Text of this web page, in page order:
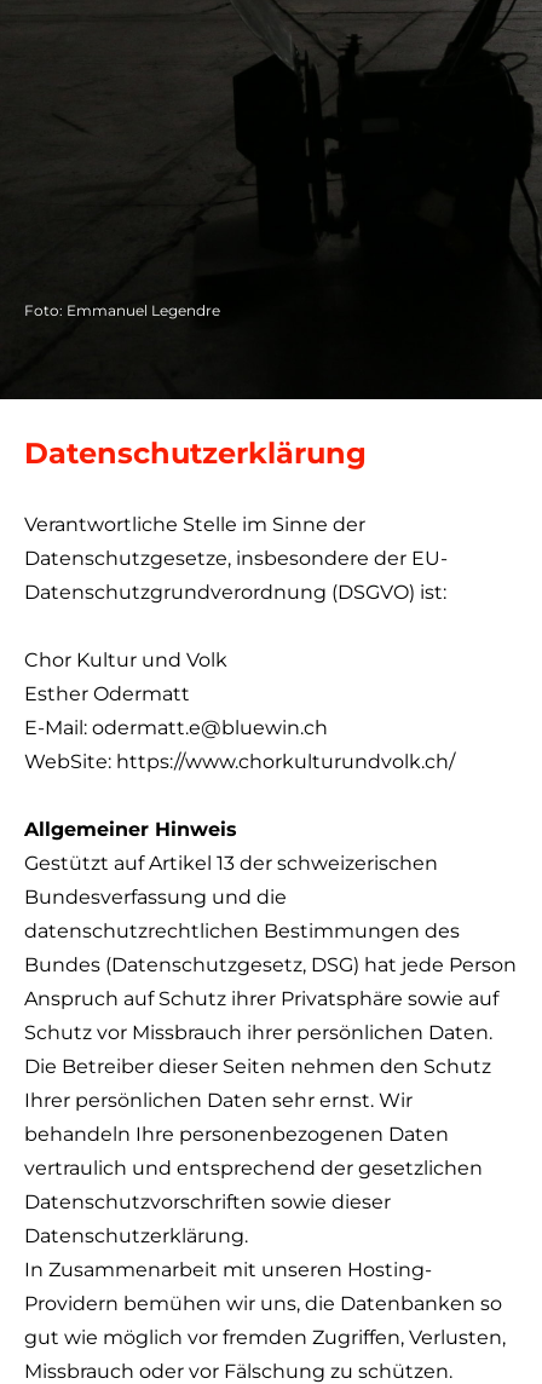
Foto: Emmanuel Legendre
Datenschutzerklärung
Verantwortliche Stelle im Sinne der
Datenschutzgesetze, insbesondere der EU-
Datenschutzgrundverordnung (DSGVO) ist:
Chor Kultur und Volk
Esther Odermatt
E-Mail: odermatt.e@bluewin.ch
WebSite: https://www.chorkulturundvolk.ch/
Allgemeiner Hinweis
Gestützt auf Artikel 13 der schweizerischen
Bundesverfassung und die
datenschutzrechtlichen Bestimmungen des
Bundes (Datenschutzgesetz, DSG) hat jede Person
Anspruch auf Schutz ihrer Privatsphäre sowie auf
Schutz vor Missbrauch ihrer persönlichen Daten.
Die Betreiber dieser Seiten nehmen den Schutz
Ihrer persönlichen Daten sehr ernst. Wir
behandeln Ihre personenbezogenen Daten
vertraulich und entsprechend der gesetzlichen
Datenschutzvorschriften sowie dieser
Datenschutzerklärung.
In Zusammenarbeit mit unseren Hosting-
Providern bemühen wir uns, die Datenbanken so
gut wie möglich vor fremden Zugriffen, Verlusten,
Missbrauch oder vor Fälschung zu schützen.